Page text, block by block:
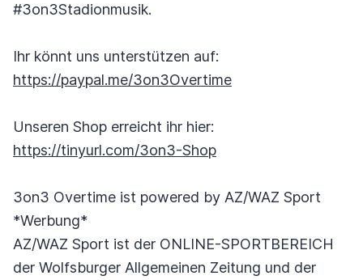
#3on3Stadionmusik.
Ihr könnt uns unterstützen auf:
https://paypal.me/3on3Overtime
Unseren Shop erreicht ihr hier:
https://tinyurl.com/3on3-Shop
3on3 Overtime ist powered by AZ/WAZ Sport
*Werbung*
AZ/WAZ Sport ist der ONLINE-SPORTBEREICH
der Wolfsburger Allgemeinen Zeitung und der